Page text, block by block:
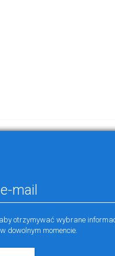
otrzymywać wybrane
dowolnym momencie.